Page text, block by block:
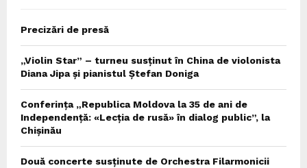
Precizări de presă
„Violin Star” – turneu susținut în China de violonista
Diana Jipa și pianistul Ștefan Doniga
Conferința „Republica Moldova la 35 de ani de
Independență: «Lecția de rusă» în dialog public”, la
Chișinău
Două concerte susținute de Orchestra Filarmonicii